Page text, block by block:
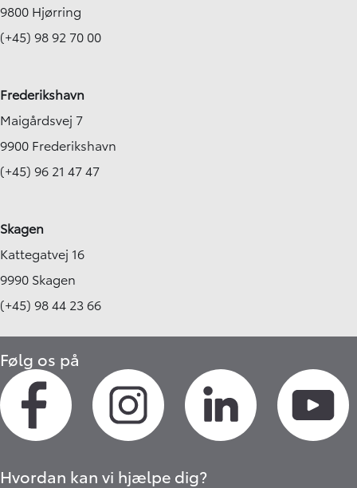
9800 Hjørring
(+45) 98 92 70 00
Frederikshavn
Maigårdsvej 7
9900 Frederikshavn
(+45) 96 21 47 47
Skagen
Kattegatvej 16
9990 Skagen
(+45) 98 44 23 66
Følg os på
Hvordan kan vi hjælpe dig?